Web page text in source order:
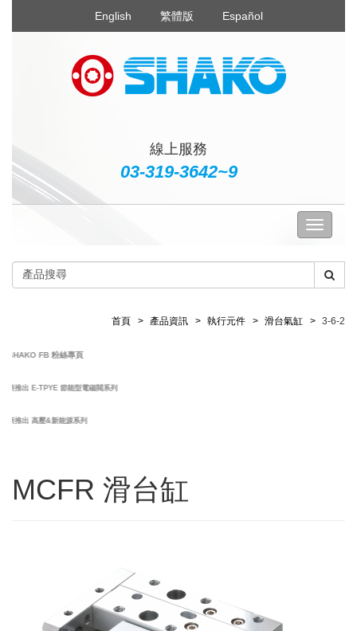
English 繁體版 Español
線上服務
03-319-3642~9
首頁 產品資訊 執行元件 滑台氣缸 3-6-2
FB 粉絲專頁
推出 E-TPYE 節能型電磁閥系列
推出 高壓&新能源系列
MCFR 滑台缸